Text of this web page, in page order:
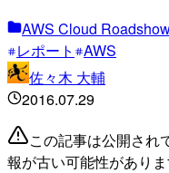
AWS Cloud
レポート
AWS
佐々木 大輔
2016.07.29
この記事は公開され
報が古い可能性があり